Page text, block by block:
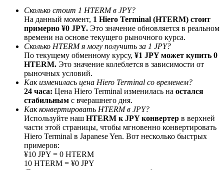
Реферал
Пригласите друга, чтобы получить денежные
вознаграждения
BTC Welcome Rewards
Сколько стоит 1 HTERM в JPY?
На данный момент, 1 Hiero Terminal (HTERM) стоит
примерно ¥0 JPY. Это значение обновляется в реальном
времени на основе текущего рыночного курса.
Сколько HTERM я могу получить за 1 JPY?
По текущему обменному курсу, ¥1 JPY может купить 0
HTERM. Это значение колеблется в зависимости от
рыночных условий.
Как изменилась цена Hiero Terminal со временем?
24 часа: Цена Hiero Terminal изменилась на остался
стабильным с вчерашнего дня.
Как конвертировать HTERM в JPY?
Используйте наш HTERM к JPY конвертер в верхней
части этой страницы, чтобы мгновенно конвертировать
Hiero Terminal в Japanese Yen. Вот несколько быстрых
примеров:
¥10 JPY = 0 HTERM
10 HTERM = ¥0 JPY